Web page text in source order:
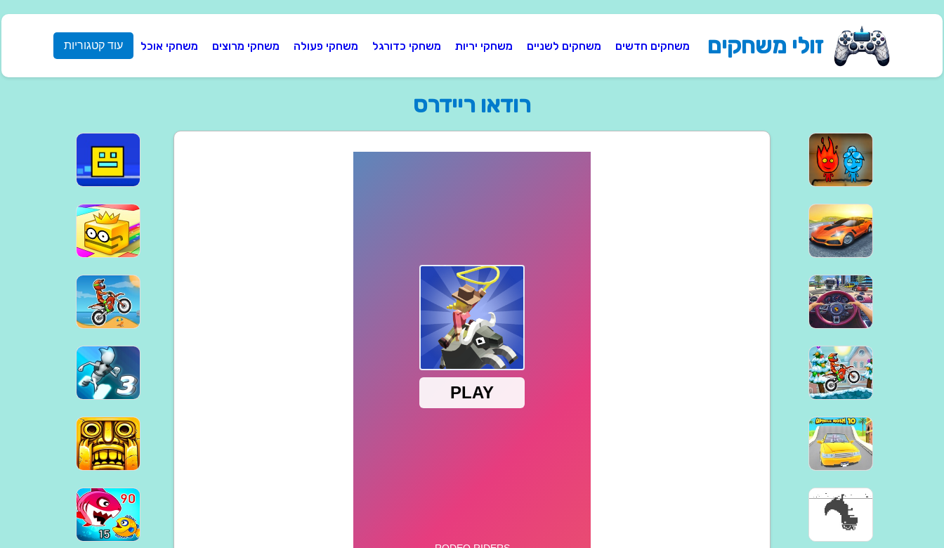
זולי משחקים משחקים חדשים משחקים לשניים משחקי יריות משחקי כדורגל משחקי פעולה משחקי מרוצים משחקי אוכל עוד קטגוריות
רודאו ריידרס